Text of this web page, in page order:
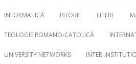
Search
INFORMATICĂ ISTORIE LITERE
TEOLOGIE ROMANO-CATOLICĂ
UNIVERSITY NETWORKS INTER-